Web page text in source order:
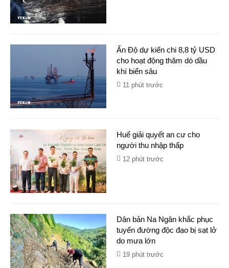
Ấn Độ dự kiến chi 8,8 tỷ USD
cho hoạt động thăm dò dầu
khí biển sâu
11 phút trước
Huế giải quyết an cư cho
người thu nhập thấp
12 phút trước
Dân bản Na Ngân khắc phục
tuyến đường độc đạo bị sạt lở
do mưa lớn
19 phút trước